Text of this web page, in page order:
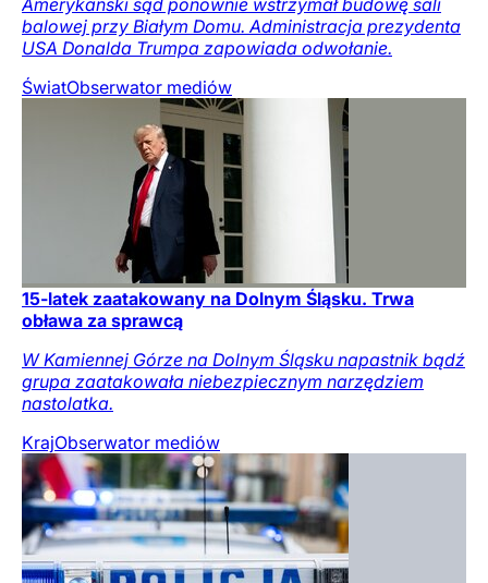
Amerykański sąd ponownie wstrzymał budowę sali
balowej przy Białym Domu. Administracja prezydenta
USA Donalda Trumpa zapowiada odwołanie.
ŚwiatObserwator mediów
15-latek zaatakowany na Dolnym Śląsku. Trwa
obława za sprawcą
W Kamiennej Górze na Dolnym Śląsku napastnik bądź
grupa zaatakowała niebezpiecznym narzędziem
nastolatka.
KrajObserwator mediów